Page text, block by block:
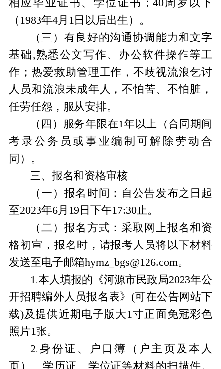
相应毕业证书 、学位证书； 40周岁以下
（ 1983年4月 1 日以后出生）。
（三）有良好的沟通协调能力和文字
基础,熟悉公文写作、办公软件操作等工
作； 热爱救助管理工作，不歧视流浪乞讨
人员和流浪未成年人，不怕苦、不怕脏，
任劳任怨，服从安排。
（四）服务年限在1年以上（合同期间
考录公务员或事业编制可解除劳动合
同）。
三、报名和资格审核
（一）报名时间：自公告发布之日起
至2023年6月 19 日下午17:30止。
（二）报名方式：采取网上报名和资
格初审，报名时，请报考人员将以下材料
发送至电子邮箱hymz_bgs@126.com。
1.本人填报的《河源市民政局2023年公
开招聘编外人员报名表》 (可在公告网站下
载)及提供近期电子版大1寸正面免冠彩色
照片1张。
2.身份证、户口簿（户主页及本人
页）、学历证、学位证等材料的扫描件。